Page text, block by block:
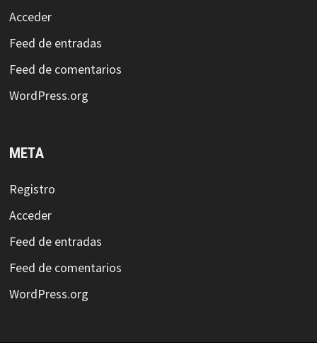
Acceder
Feed de entradas
Feed de comentarios
WordPress.org
META
Registro
Acceder
Feed de entradas
Feed de comentarios
WordPress.org